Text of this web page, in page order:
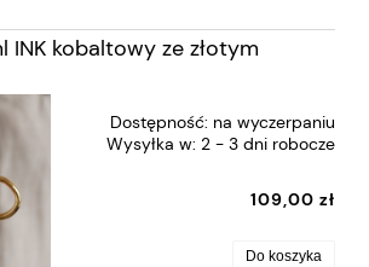
INK kobaltowy ze złotym
Dostępność: na wyczerpaniu
Wysyłka w: 2 - 3 dni robocze
109,00 zł
Do koszyka